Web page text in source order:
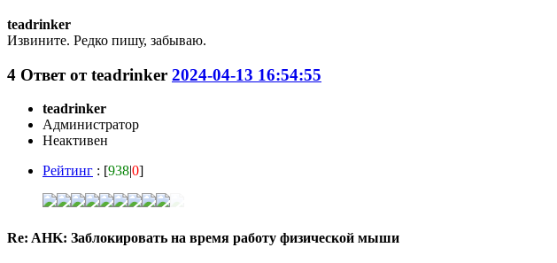
teadrinker
Извините. Редко пишу, забываю.
4 Ответ отteadrinker 2024-04-13 16:54:55
teadrinker
Администратор
Неактивен
Рейтинг : [938|0]
Re: AHK: Заблокировать на время работу физической мыши